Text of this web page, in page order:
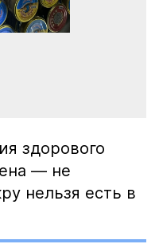
здорового
— не
нельзя есть в